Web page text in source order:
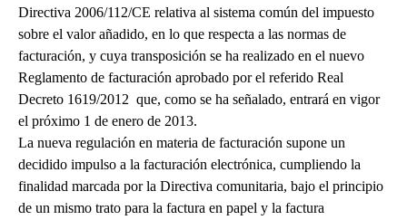
Directiva 2006/112/CE relativa al sistema común del impuesto
sobre el valor añadido, en lo que respecta a las normas de
facturación, y cuya transposición se ha realizado en el nuevo
Reglamento de facturación aprobado por el referido Real
Decreto 1619/2012 que, como se ha señalado, entrará en vigor
el próximo 1 de enero de 2013.
La nueva regulación en materia de facturación supone un
decidido impulso a la facturación electrónica, cumpliendo la
finalidad marcada por la Directiva comunitaria, bajo el principio
de un mismo trato para la factura en papel y la factura